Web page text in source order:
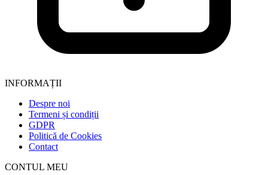
INFORMAȚII
Despre noi
Termeni și condiții
GDPR
Politică de Cookies
Contact
CONTUL MEU